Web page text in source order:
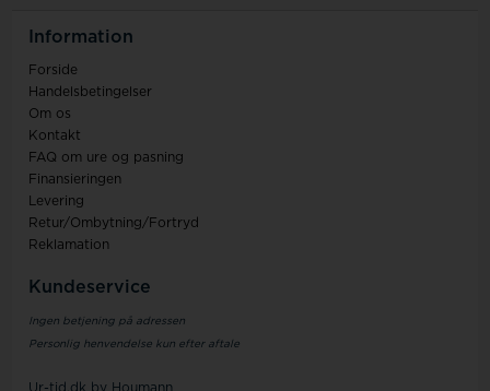
Information
Forside
Handelsbetingelser
Om os
Kontakt
FAQ om ure og pasning
Finansieringen
Levering
Retur/Ombytning/Fortryd
Reklamation
Kundeservice
Ingen betjening på adressen
Personlig henvendelse kun efter aftale
Ur-tid.dk by Houmann